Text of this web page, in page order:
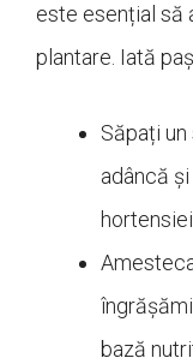
este esențial să
plantare. Iată
Săpați
adâncă
bază